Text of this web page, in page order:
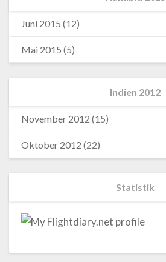
Juni 2015 (12)
Mai 2015 (5)
Indien 2012
November 2012 (15)
Oktober 2012 (22)
Statistik